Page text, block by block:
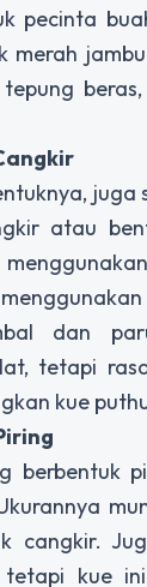
pecinta
merah
juga
atau
dan
tetapi
kue
berbentuk
cangkir.
kue